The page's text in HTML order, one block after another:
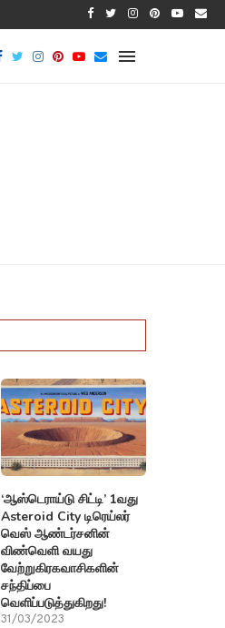
‘ஆஸ்டெராய்டு சிட்டி’ 1வது
Asteroid City டிரெய்லர்
வெஸ் ஆண்டர்சனின்
விண்வெளி வயது
வேற்றுகிரகவாசிகளின்
சந்திப்பை
வெளிப்படுத்துகிறது!
31/03/2023